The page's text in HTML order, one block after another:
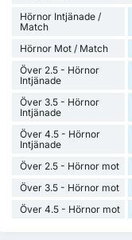
Hörnor Intjänade /
Match
Hörnor Mot / Match
Över 2.5 - Hörnor
Intjänade
Över 3.5 - Hörnor
Intjänade
Över 4.5 - Hörnor
Intjänade
Över 2.5 - Hörnor mot
Över 3.5 - Hörnor mot
Över 4.5 - Hörnor mot